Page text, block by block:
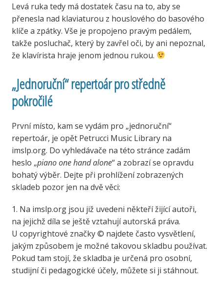
Levá ruka tedy má dostatek času na to, aby se
přenesla nad klaviaturou z houslového do basového
klíče a zpátky. Vše je propojeno pravým pedálem,
takže posluchač, který by zavřel oči, by ani nepoznal,
že klavírista hraje jenom jednou rukou.
„Jednoruční“ repertoár pro středně
pokročilé
První místo, kam se vydám pro „jednoruční“
repertoár, je opět Petrucci Music Library na
imslp.org. Do vyhledávače na této stránce zadám
heslo „piano one hand alone“ a zobrazí se opravdu
bohatý výběr. Dejte při prohlížení zobrazených
skladeb pozor jen na dvě věci:
1. Na imslp.org jsou již uvedeni někteří žijící autoři,
na jejichž díla se ještě vztahují autorská práva.
U copyrightové značky © najdete často vysvětlení,
jakým způsobem je možné takovou skladbu používat.
Pokud tam stojí, že skladba je určená pro osobní,
studijní či pedagogické účely, můžete si ji stáhnout.